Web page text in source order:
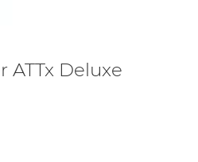
ATTx Deluxe